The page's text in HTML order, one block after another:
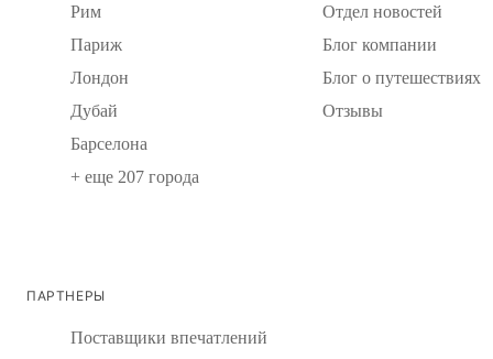
Рим
Париж
Лондон
Дубай
Барселона
+ еще 207 города
Отдел новостей
Блог компании
Блог о путешествиях
Отзывы
ПАРТНЕРЫ
Поставщики впечатлений